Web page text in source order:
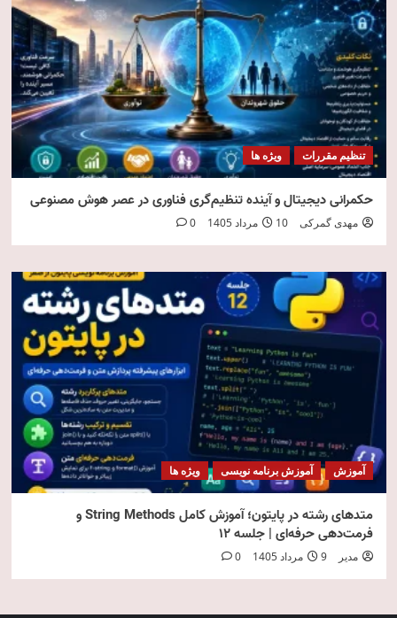
تنظیم مقررات ویژه ها
حکمرانی دیجیتال و آینده تنظیم‌گری فناوری در عصر هوش مصنوعی
مهدی گمرکی 10 مرداد 1405 0
آموزش آموزش برنامه نویسی ویژه ها
متدهای رشته در پایتون؛ آموزش کامل String Methods و
فرمت‌دهی حرفه‌ای | جلسه ۱۲
مدیر 9 مرداد 1405 0